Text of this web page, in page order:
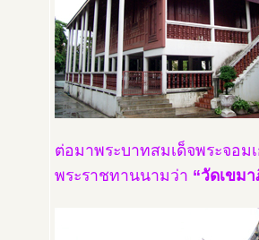
ต่อมาพระบาทสมเด็จพระจอ
พระราชทานนามว่า “วัดเขม